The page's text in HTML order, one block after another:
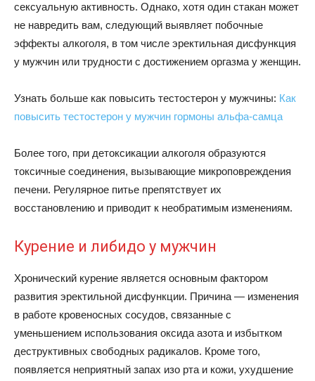
сексуальную активность. Однако, хотя один стакан может
не навредить вам, следующий выявляет побочные
эффекты алкоголя, в том числе эректильная дисфункция
у мужчин или трудности с достижением оргазма у женщин.
Узнать больше как повысить тестостерон у мужчины: Как
повысить тестостерон у мужчин гормоны альфа-самца
Более того, при детоксикации алкоголя образуются
токсичные соединения, вызывающие микроповреждения
печени. Регулярное питье препятствует их
восстановлению и приводит к необратимым изменениям.
Курение и либидо у мужчин
Хронический курение является основным фактором
развития эректильной дисфункции. Причина — изменения
в работе кровеносных сосудов, связанные с
уменьшением использования оксида азота и избытком
деструктивных свободных радикалов. Кроме того,
появляется неприятный запах изо рта и кожи, ухудшение